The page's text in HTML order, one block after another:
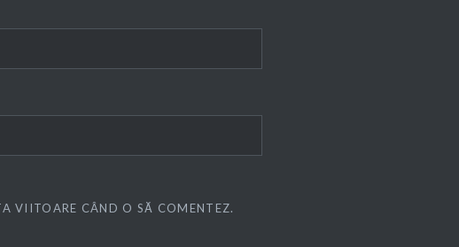
VIITOARE CÂND O SĂ COMENTEZ.